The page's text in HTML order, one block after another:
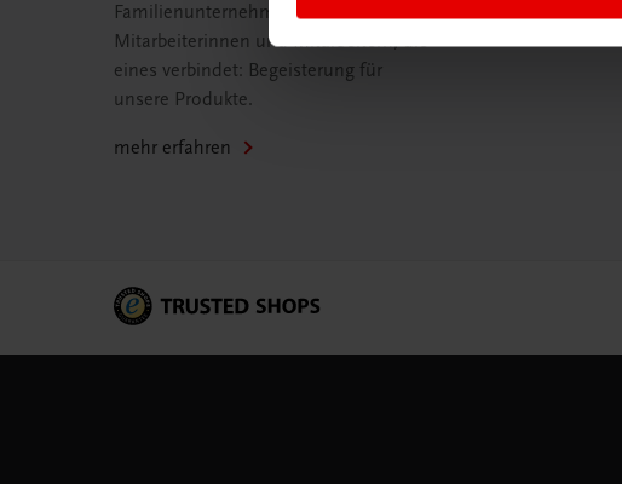
Familienunternehmen mit 75
Mitarbeiterinnen und Mitarbeitern, die
eines verbindet: Begeisterung für
unsere Produkte.
mehr erfahren